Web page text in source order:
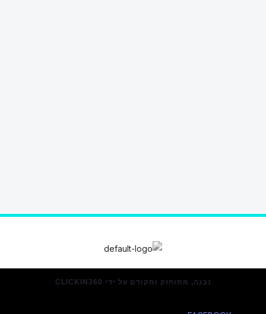
נבנה, מתוחזק ומקודם על ידי CLICKIN360